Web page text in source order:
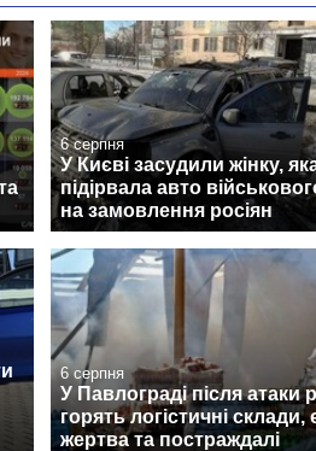
6 серпня
У Києві засудили жінку,
підірвала авто
на замовлення росіян
6 серпня
У Павлограді після атаки
горять логістичні склади,
жертва та постраждалі